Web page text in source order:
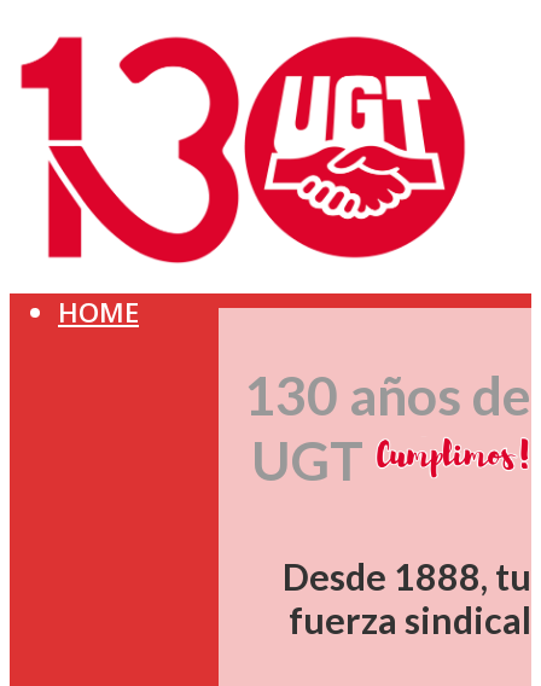
130 años de
UGT
Desde 1888, tu
fuerza sindical
HOME